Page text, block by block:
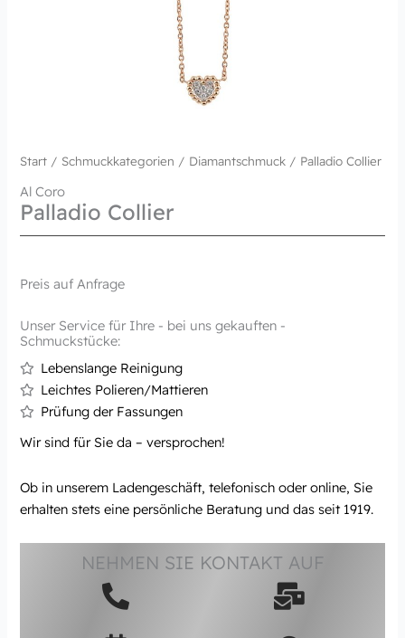
Start / Schmuckkategorien / Diamantschmuck / Palladio Collier
Al Coro
Palladio Collier
Preis auf Anfrage
Unser Service für Ihre - bei uns gekauften -
Schmuckstücke:
Lebenslange Reinigung
Leichtes Polieren/Mattieren
Prüfung der Fassungen
Wir sind für Sie da – versprochen!
Ob in unserem Ladengeschäft, telefonisch oder online, Sie
erhalten stets eine persönliche Beratung und das seit 1919.
NEHMEN SIE KONTAKT AUF